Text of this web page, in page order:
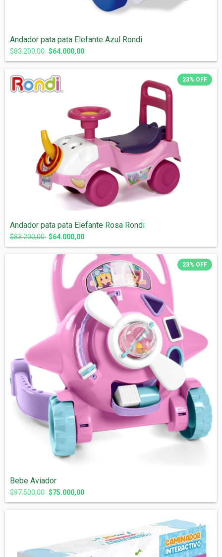
Andador pata pata Elefante Azul Rondi
$83.200,00 $64.000,00
23% OFF
Andador pata pata Elefante Rosa Rondi
$83.200,00 $64.000,00
23% OFF
Bebe Aviador
$97.500,00 $75.000,00